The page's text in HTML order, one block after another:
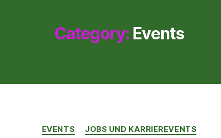
Category: Events
Kategorien
EVENTS JOBS UND KARRIEREVENTS